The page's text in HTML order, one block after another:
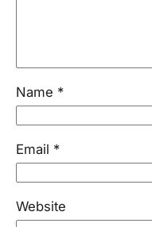
Name *
Email *
Website